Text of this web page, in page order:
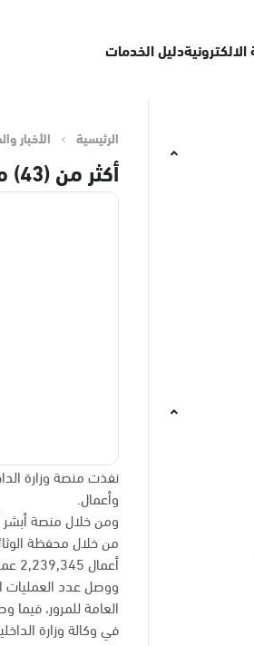
دليل الخدمات
الرئيسية الأخبار
أكثر من (43) مليون عملية إلكترونية عبر منصة "أبشر" في مارس 2026م
وأعمال.
من خلال محفظة
أعمال 2,239,345 عملية.
في وكالة وزارة